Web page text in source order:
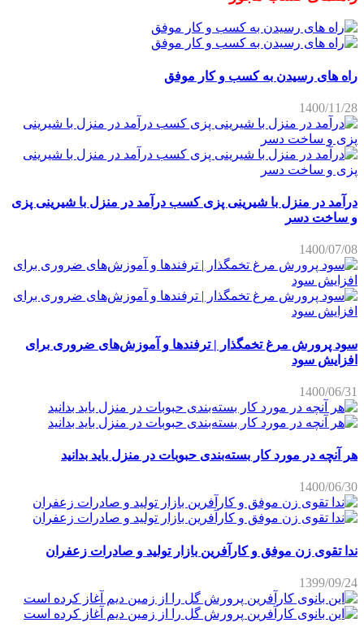
راه های رسیدن به کسب و کار موفق
1400/11/28
درآمد در منزل با شیرینی پزی کسب درآمد در منزل با شیرینی پزی
و ساخت دسر
1400/07/08
سود پرورش مرغ تخمگذار | ترفندها و آموزش‌های ضروری برای
افزایش سود
1400/06/31
هر آنچه در مورد کار بسته‌بندی حبوبات در منزل باید بدانید
1400/06/30
ندا تقوی زن موفق و کارآفرین بازار تولید و صادرات زعفران
1399/09/24